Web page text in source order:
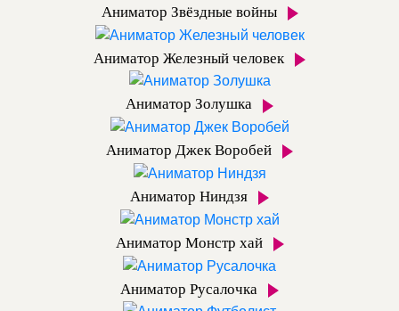
Аниматор Звёздные войны
Аниматор Железный человек
Аниматор Золушка
Аниматор Джек Воробей
Аниматор Ниндзя
Аниматор Монстр хай
Аниматор Русалочка